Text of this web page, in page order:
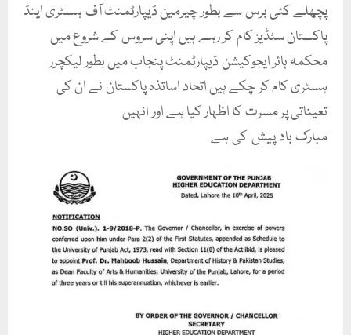
پچھلے کئی برس سے بطور چیرمین ڈیپارٹمنٹ آف ہسٹری اینڈ
پاکستان سٹڈیز کام کر رہے ہیں اپنی سروس کے شروع میں
محکمہ ہائر ایجوکیشن ڈیپارٹمنٹ پنجاب میں بطور لیکچرر
ہسٹری کام کر چکے ہیں اتحاد اساتذہ پاکستان نے ان کی
تعیناتی پر مسرت کا اظہار کیا ہے اور انہیں
مبارک باد پیش کی ہے